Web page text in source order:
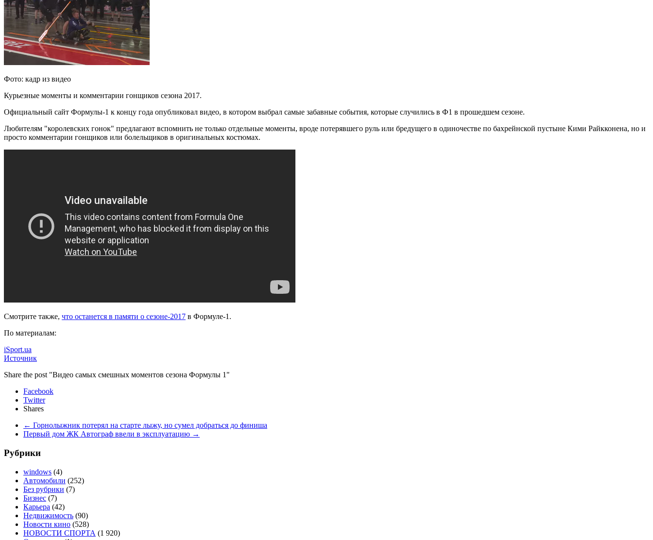
Фото: кадр из видео
Курьезные моменты и комментарии гонщиков сезона 2017.
Официальный сайт Формулы-1 к концу года опубликовал видео, в котором выбрал самые забавные события, которые случились в Ф1 в прошедшем сезоне.
Любителям "королевских гонок" предлагают вспомнить не только отдельные моменты, вроде потерявшего руль или бредущего в одиночестве по бахрейнской пустыне Кими Райкконена, но и
просто комментарии гонщиков или болельщиков в оригинальных костюмах.
Смотрите также, что останется в памяти о сезоне-2017 в Формуле-1.
По материалам:
iSport.ua
Источник
Share the post "Видео самых смешных моментов сезона Формулы 1"
Facebook
Twitter
Shares
← Горнолыжник потерял на старте лыжу, но сумел добраться до финиша
Первый дом ЖК Автограф ввели в эксплуатацию →
Рубрики
windows (4)
Автомобили (252)
Без рубрики (7)
Бизнес (7)
Карьера (42)
Недвижимость (90)
Новости кино (528)
НОВОСТИ СПОРТА (1 920)